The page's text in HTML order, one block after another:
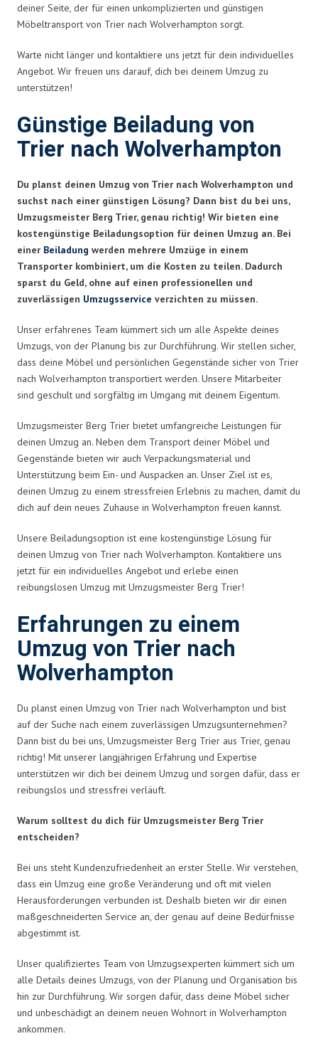
deiner Seite, der für einen unkomplizierten und günstigen
Möbeltransport von Trier nach Wolverhampton sorgt.
Warte nicht länger und kontaktiere uns jetzt für dein individuelles
Angebot. Wir freuen uns darauf, dich bei deinem Umzug zu
unterstützen!
Günstige Beiladung von
Trier nach Wolverhampton
Du planst deinen Umzug von Trier nach Wolverhampton und
suchst nach einer günstigen Lösung? Dann bist du bei uns,
Umzugsmeister Berg Trier, genau richtig! Wir bieten eine
kostengünstige Beiladungsoption für deinen Umzug an. Bei
einer Beiladung werden mehrere Umzüge in einem
Transporter kombiniert, um die Kosten zu teilen. Dadurch
sparst du Geld, ohne auf einen professionellen und
zuverlässigen Umzugsservice verzichten zu müssen.
Unser erfahrenes Team kümmert sich um alle Aspekte deines
Umzugs, von der Planung bis zur Durchführung. Wir stellen sicher,
dass deine Möbel und persönlichen Gegenstände sicher von Trier
nach Wolverhampton transportiert werden. Unsere Mitarbeiter
sind geschult und sorgfältig im Umgang mit deinem Eigentum.
Umzugsmeister Berg Trier bietet umfangreiche Leistungen für
deinen Umzug an. Neben dem Transport deiner Möbel und
Gegenstände bieten wir auch Verpackungsmaterial und
Unterstützung beim Ein- und Auspacken an. Unser Ziel ist es,
deinen Umzug zu einem stressfreien Erlebnis zu machen, damit du
dich auf dein neues Zuhause in Wolverhampton freuen kannst.
Unsere Beiladungsoption ist eine kostengünstige Lösung für
deinen Umzug von Trier nach Wolverhampton. Kontaktiere uns
jetzt für ein individuelles Angebot und erlebe einen
reibungslosen Umzug mit Umzugsmeister Berg Trier!
Erfahrungen zu einem
Umzug von Trier nach
Wolverhampton
Du planst einen Umzug von Trier nach Wolverhampton und bist
auf der Suche nach einem zuverlässigen Umzugsunternehmen?
Dann bist du bei uns, Umzugsmeister Berg Trier aus Trier, genau
richtig! Mit unserer langjährigen Erfahrung und Expertise
unterstützen wir dich bei deinem Umzug und sorgen dafür, dass er
reibungslos und stressfrei verläuft.
Warum solltest du dich für Umzugsmeister Berg Trier
entscheiden?
Bei uns steht Kundenzufriedenheit an erster Stelle. Wir verstehen,
dass ein Umzug eine große Veränderung und oft mit vielen
Herausforderungen verbunden ist. Deshalb bieten wir dir einen
maßgeschneiderten Service an, der genau auf deine Bedürfnisse
abgestimmt ist.
Unser qualifiziertes Team von Umzugsexperten kümmert sich um
alle Details deines Umzugs, von der Planung und Organisation bis
hin zur Durchführung. Wir sorgen dafür, dass deine Möbel sicher
und unbeschädigt an deinem neuen Wohnort in Wolverhampton
ankommen.